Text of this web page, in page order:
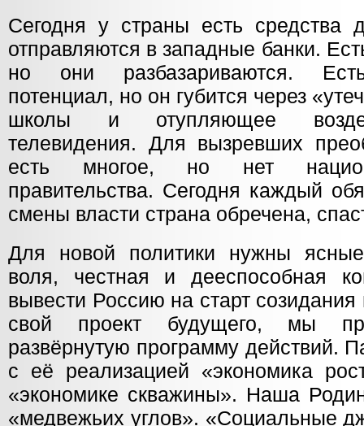
Сегодня у страны есть средства
отправляются в западные банки.
но они разбазариваются. Есть
потенциал, но он губится через
школы и отупляющее
телевидения. Для вызревших
есть многое, но нет
правительства. Сегодня каждый
смены власти страна обречена,
Для новой политики нужны
воля, честная и дееспособная
вывести Россию на старт
свой проект будущего, мы
развёрнутую программу действий.
с её реализацией «экономика
«экономике скважины». Наша
«медвежьих углов». «Социальные